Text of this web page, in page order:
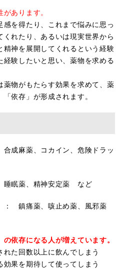
あります。
を得たり、これまで悩みに思っ
れたり、あるいは現実世界から
精神を展開してくれるという経験
験したいと思い、薬物を求める
物がもたらす効果を求めて、薬
依存」が形成されます。
成麻薬、コカイン、危険ドラッ
眠薬、精神安定薬 など
： 鎮痛薬、咳止め薬、風邪薬
依存になる人が増えています。
た回数以上に飲んでしまう
果を期待して使ってしまう